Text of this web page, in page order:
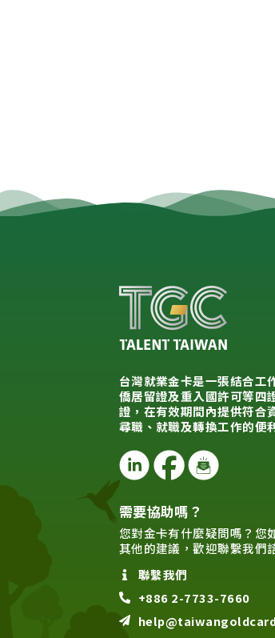
台灣就業金卡是一張結合工
僑居留證及重入國許可等四
證，在有效期間內提供符合
尋職、就職及轉換工作的便
需要協助嗎？
您對金卡有什麼疑問嗎？您
其他的建議，歡迎聯繫我們
聯繫我們
+886 2-7733-7660